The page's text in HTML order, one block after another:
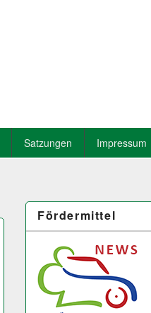
Satzungen Impressum
Fördermittel